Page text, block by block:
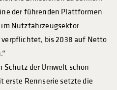
der führenden Plattformen
Nutzfahrzeugsektor
verpflichtet, bis 2038 auf Netto
Schutz der Umwelt schon
erste Rennserie setzte die